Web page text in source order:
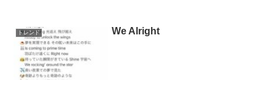
トレンド We Alright